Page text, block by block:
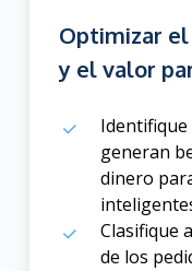
Optimizar
y el valor
generan
dinero
Clasifique
de los